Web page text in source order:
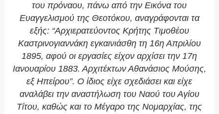
του πρόναου, πάνω από την Εικόνα του
Ευαγγελισμού της Θεοτόκου, αναγράφονται τα
εξής: “Αρχιερατεύοντος Κρήτης Τιμοθέου
Καστρινογιαννάκη εγκαινιάσθη τη 16η Απριλίου
1895, αφού οι εργασίες είχον αρχίσει την 17η
Ιανουαρίου 1883. Αρχιτέκτων Αθανάσιος Μούσης,
εξ Ηπείρου”. Ο ίδιος είχε σχεδιάσει και είχε
αναλάβει την αναστήλωση του Ναού του Αγίου
Τίτου, καθώς και το Μέγαρο της Νομαρχίας, της